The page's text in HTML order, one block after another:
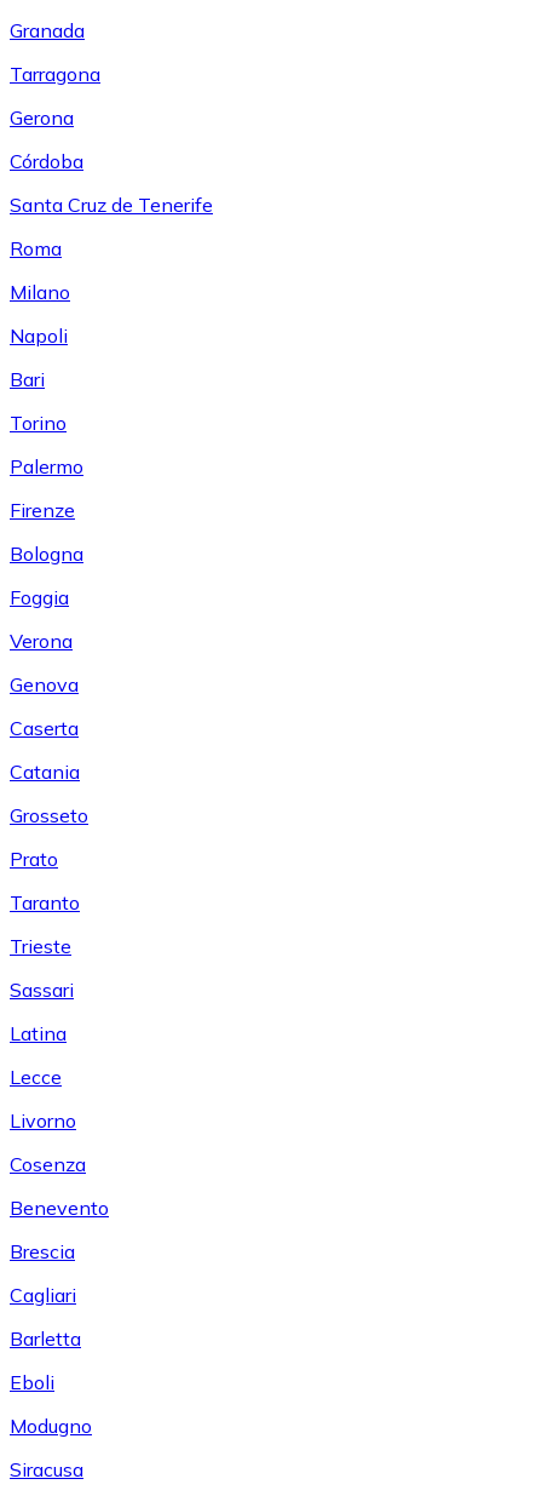
Granada
Tarragona
Gerona
Córdoba
Santa Cruz de Tenerife
Roma
Milano
Napoli
Bari
Torino
Palermo
Firenze
Bologna
Foggia
Verona
Genova
Caserta
Catania
Grosseto
Prato
Taranto
Trieste
Sassari
Latina
Lecce
Livorno
Cosenza
Benevento
Brescia
Cagliari
Barletta
Eboli
Modugno
Siracusa